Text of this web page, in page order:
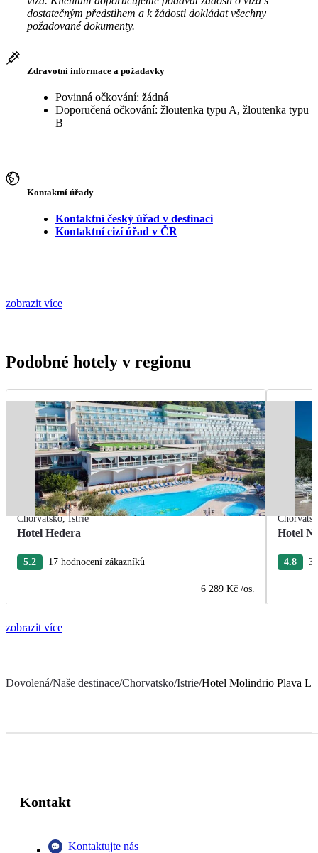
dostatečným předstihem a k žádosti dokládat všechny
požadované dokumenty.
Zdravotní informace a požadavky
Povinná očkování: žádná
Doporučená očkování: žloutenka typu A, žloutenka typu
B
Kontaktní úřady
Kontaktní český úřad v destinaci
Kontaktní cizí úřad v ČR
zobrazit více
Podobné hotely v regionu
Chorvatsko,Istrie
Hotel Hedera
5.2 17 hodnocení zákazníků
6 289 Kč /os.
Hotel
4.8
zobrazit více
Dovolená/Naše destinace/Chorvatsko/Istrie/Hotel Molindrio Plava
Kontakt
Kontaktujte nás